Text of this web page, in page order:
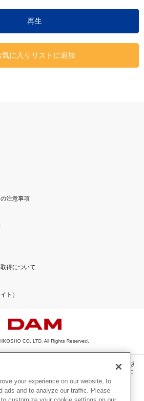
の新曲・ランキングなど
オケ最新情報をチェック！
再生
気に入りリストに追加
注意事項
得について
ト）
CO.,LTD. All Rights Reserved.
切の文章・画像・写真・動画・音声等を、手段や形態
囲を超えて無断で複製、転載、ファイル化などするこ
よりご利用いただけない場合があります。
your experience on our website, to
ads and to analyze our traffic. Please